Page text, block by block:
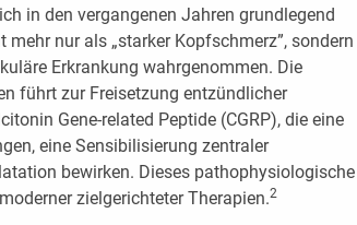
in den vergangenen Jahren grundlegend
nur als „starker Kopfschmerz”, sondern
Erkrankung wahrgenommen. Die
führt zur Freisetzung entzündlicher
Gene-related Peptide (CGRP), die eine
eine Sensibilisierung zentraler
bewirken. Dieses pathophysiologische
zielgerichteter Therapien.2